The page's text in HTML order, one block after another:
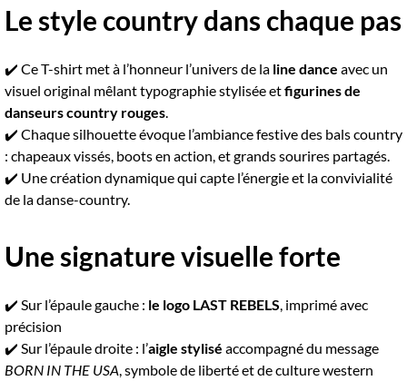
Le style country dans chaque pas
✔️ Ce T-shirt met à l’honneur l’univers de la line dance avec un
visuel original mêlant typographie stylisée etfigurines de
danseurs country rouges.
✔️ Chaque silhouette évoque l’ambiance festive des bals country
: chapeaux vissés, boots en action, et grands sourires partagés.
✔️ Une création dynamique qui capte l’énergie et la convivialité
de la danse-country.
Une signature visuelle forte
✔️ Sur l’épaule gauche : le logo LAST REBELS, imprimé avec
précision
✔️ Sur l’épaule droite : l’aigle stylisé accompagné du message
BORN IN THE USA, symbole de liberté et de culture western